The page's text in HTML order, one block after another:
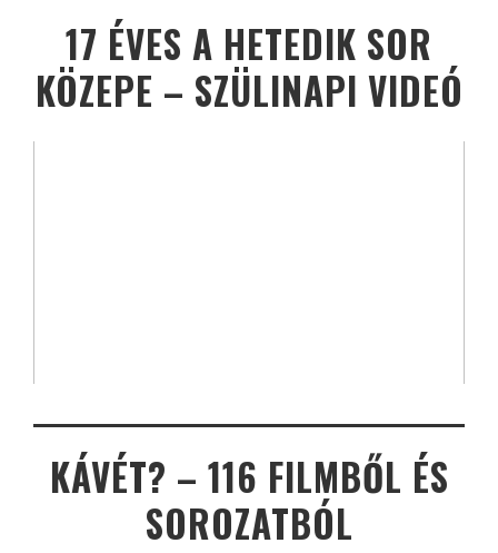
17 ÉVES A HETEDIK SOR
KÖZEPE – SZÜLINAPI VIDEÓ
KÁVÉT? – 116 FILMBŐL ÉS
SOROZATBÓL